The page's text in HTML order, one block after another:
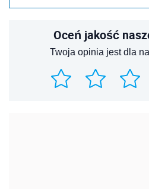
Oceń jakość
Twoja opinia jest dla